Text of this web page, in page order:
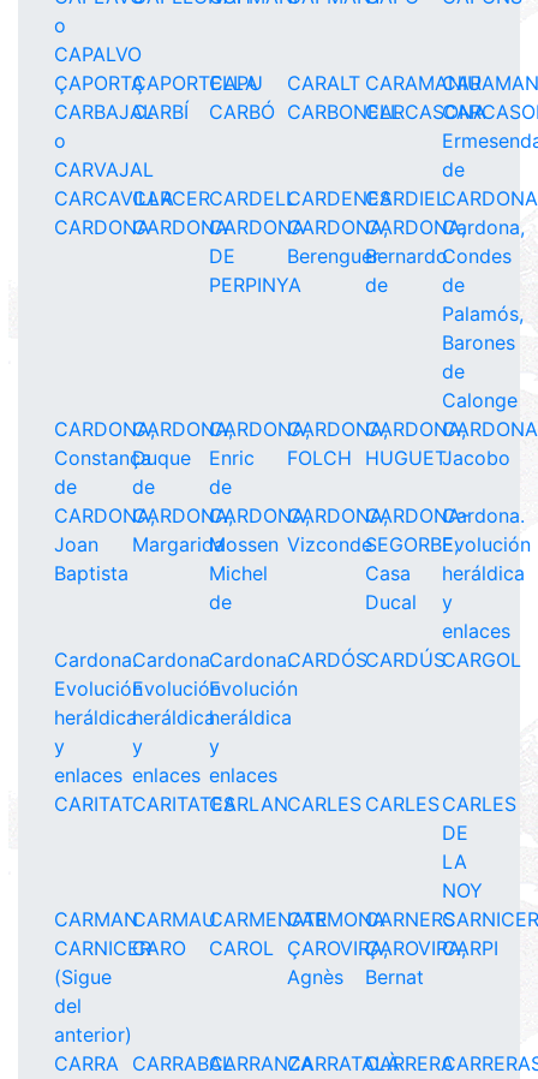
o
CAPALVO
ÇAPORTAÇAPORTELLA
CAPU CARALT CARAMANIU
CARBAJAL
o
CARVAJAL
CARBÍ CARBÓ CARBONELLCARCASONA
de
CARCAVILLA
CARCERCARDELLCARDENESCARDIELCARDONA
CARDONACARDONACARDONA
DE
PERPINYA
CARDONA,
Berenguer
CARDONA,
Bernardo
de
Cardona,
Condes
de
Palamós,
Barones
de
Calonge
CARDONA,
Constança
de
CARDONA,
Duque
de
CARDONA,
Enric
de
CARDONA,
FOLCH
CARDONA,
HUGUETJacobo
CARDONA,
Joan
Baptista
CARDONA,
Margarida
CARDONA,
Mossen
Michel
de
CARDONA,
Vizconde
CARDONA-
SEGORBE,
Casa
Ducal
Cardona.
Evolución
heráldica
y
enlaces
Cardona.
Evolución
heráldica
y
enlaces
Cardona.
Evolución
heráldica
y
enlaces
Cardona.
Evolución
heráldica
y
enlaces
CARDÓSCARDÚSCARGOL
CARITATCARITATESCARLANCARLES CARLESCARLES
DE
LA
NOY
CARMANCARMAUCARMENATECARMONACARNERS
CARNICER
(Sigue
del
anterior)
CARO CAROL ÇAROVIRA,
Agnès
ÇAROVIRA,
Bernat
CARPI
CARRA CARRABALCARRANZACARRATALÀCARRERA